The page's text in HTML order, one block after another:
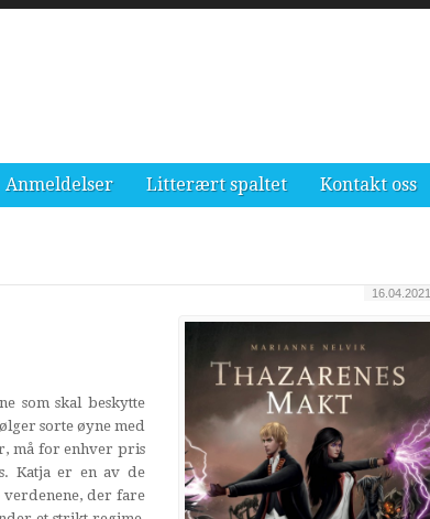
Anmeldelser Litterært spaltet Kontakt oss
16.04.2021
som skal beskytte
sorte øyne med
må for enhver pris
Katja er en av de
der fare